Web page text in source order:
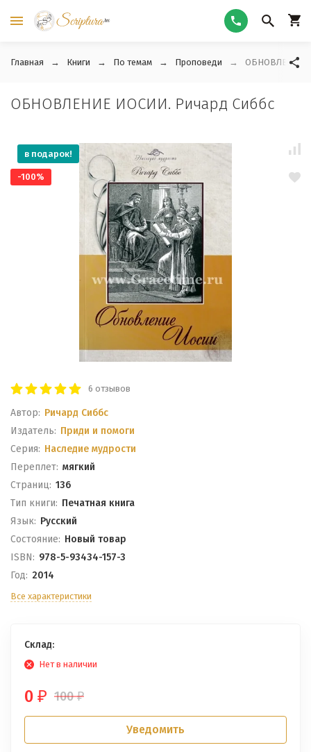
Главная Книги По темам Проповеди ОБНОВЛЕНИЕ
ОБНОВЛЕНИЕ ИОСИИ. Ричард Сиббс
в подарок!
-100%
6 отзывов
Автор: Ричард Сиббс
Издатель: Приди и помоги
Серия: Наследие мудрости
Переплет: мягкий
Cтраниц: 136
Тип книги: Печатная книга
Язык: Русский
Состояние: Новый товар
ISBN: 978-5-93434-157-3
Год: 2014
Все характеристики
Склад:
Нет в наличии
0 ₽ 100₽
Уведомить